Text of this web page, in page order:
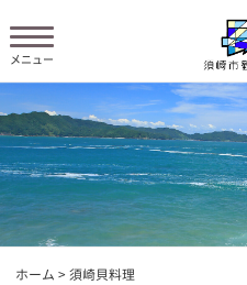
ホーム > 須崎貝料理